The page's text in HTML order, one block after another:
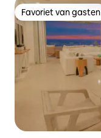
Favoriet van gasten
Favoriet van gasten